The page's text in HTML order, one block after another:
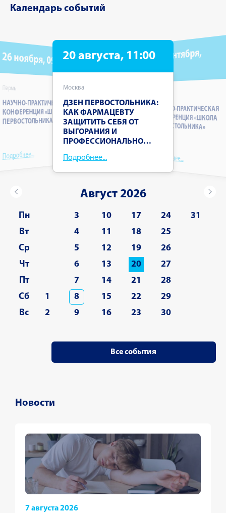
Календарь событий
26 ноября, 09:30
Пермь
НАУЧНО-ПРАКТИЧЕСКАЯ
КОНФЕРЕНЦИЯ «ШКОЛА
ПЕРВОСТОЛЬНИКА»
Подробнее...
20 августа, 11:00
Москва
ДЗЕН ПЕРВОСТОЛЬНИКА:
КАК ФАРМАЦЕВТУ
ЗАЩИТИТЬ СЕБЯ ОТ
ВЫГОРАНИЯ И
ПРОФЕССИОНАЛЬНО
СТРЕССЕ
Подробнее...
09 сентября,
НАУЧНО-ПРАКТИЧЕСКАЯ
КОНФЕРЕНЦИЯ «ШКОЛА
ПЕРВОСТОЛЬНИКА»
Подробнее...
Август 2026
Пн 3 10 17 24
31
Вт
4 11 18
25
Ср
5 12 19
26
Чт
6 13 20
27
Пт
7 14 21
28
Сб
1 8 15 22
29
Вс
2 9 16 23 30
Все события
Новости
7 августа 2026